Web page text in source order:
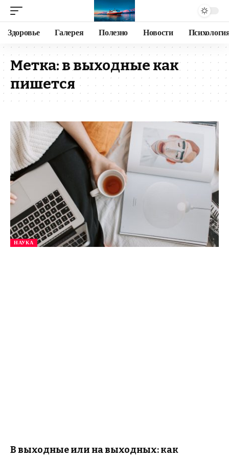
Здоровье Галерея Полезно Новости
Метка: в выходные как
пишется
НАУКА
В выходные или на выходных: как